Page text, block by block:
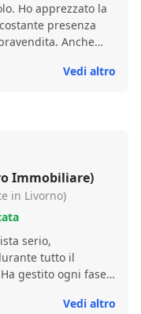
Ho apprezzato la
presenza
Anche
e puntuale. Ho
delle varie fasi
settore.
senza
Vedi altro
Immobiliare)
in Livorno)
serio,
tutto il
gestito ogni fase
e alla sua
Vedi altro